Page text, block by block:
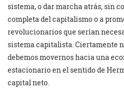
sistema, o dar marcha atrás, sin
completa del capitalismo o a
revolucionarios que serían
sistema capitalista. Ciertamente
debemos movernos hacia una
estacionario en el sentido de
capital neto.